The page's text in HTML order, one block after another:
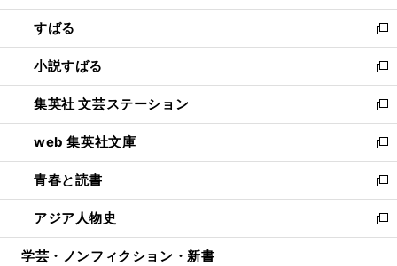
開
く
ウ
で
開
く
ン
ド
ウ
で
開
く
すばる
新
し
い
ウ
ィ
ン
ド
ウ
で
開
く
小説すばる
新
し
い
ウ
ィ
ン
ド
ウ
で
開
集英社 文芸ステーション
新
し
い
ウ
ィ
ン
ド
ウ
web 集英社文庫
新
し
い
ウ
ィ
ン
青春と読書
新
し
い
ウ
アジア人物史
新
し
学芸・ノンフィクション・新書